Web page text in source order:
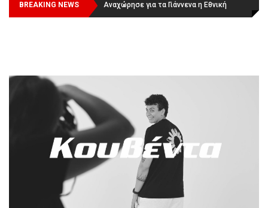
BREAKING NEWS
Οι Πάνθηρες Καβάλας στην Women
Basketball League 1
Αναχώρησε για τα Γιάννενα η Εθνική
Γυναικών: